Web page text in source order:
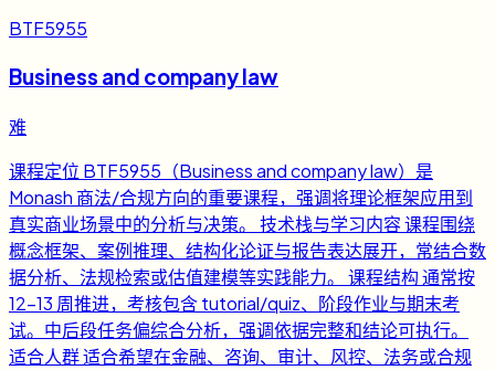
BTF5955
Business and company law
难
课程定位 BTF5955（Business and company law）是
Monash 商法/合规方向的重要课程，强调将理论框架应用到
真实商业场景中的分析与决策。 技术栈与学习内容 课程围绕
概念框架、案例推理、结构化论证与报告表达展开，常结合数
据分析、法规检索或估值建模等实践能力。 课程结构 通常按
12-13 周推进，考核包含 tutorial/quiz、阶段作业与期末考
试。中后段任务偏综合分析，强调依据完整和结论可执行。
适合人群 适合希望在金融、咨询、审计、风控、法务或合规